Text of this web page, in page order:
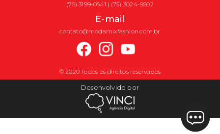
(75) 3199-0541 | (75) 3024-9502
E-mail
contato@modamixfashion.com.br
© 2020 Todos os direitos reservados
Desenvolvido por